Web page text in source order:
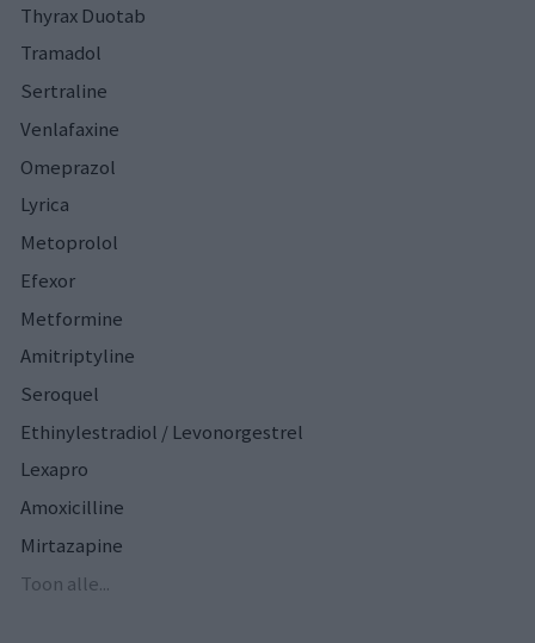
Thyrax Duotab
Tramadol
Sertraline
Venlafaxine
Omeprazol
Lyrica
Metoprolol
Efexor
Metformine
Amitriptyline
Seroquel
Ethinylestradiol / Levonorgestrel
Lexapro
Amoxicilline
Mirtazapine
Toon alle...